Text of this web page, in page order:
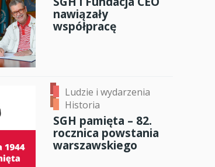
nawiązały
współpracę
Ludzie i wydarzenia
Historia
SGH pamięta – 82.
rocznica powstania
warszawskiego